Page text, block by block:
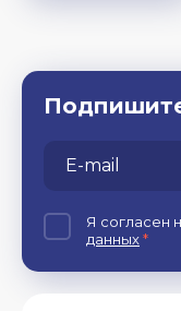
Я согласен
данных*